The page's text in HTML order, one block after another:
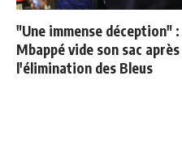
"Une immense déception" :
Mbappé vide son sac après
l'élimination des Bleus